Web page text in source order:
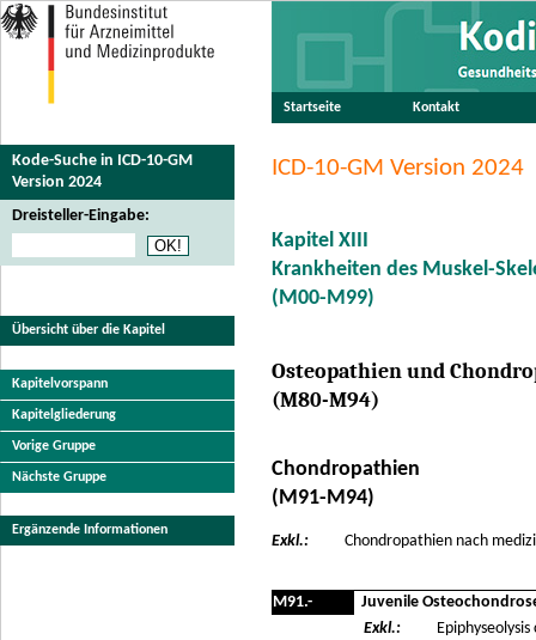
Startseite Kontakt
Kode-Suche in ICD-10-GM
Version 2024
Dreisteller-Eingabe:
Übersicht über die Kapitel
Kapitelvorspann
Kapitelgliederung
Vorige Gruppe
Nächste Gruppe
Ergänzende Informationen
ICD-10-GM Version 2024
Kapitel XIII
Krankheiten des Muskel-
(M00-M99)
Osteopathien und
(M80-M94)
Chondropathien
(M91-M94)
Exkl.: Chondropathien nach
M91.-
Juvenile
Exkl.: